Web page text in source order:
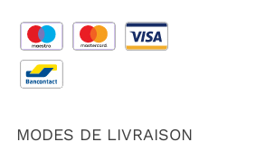
MODES DE LIVRAISON